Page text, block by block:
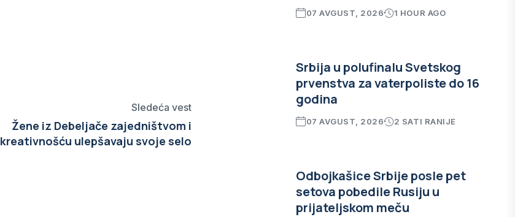
Sledeća vest
Žene iz Debeljače zajedništvom i
kreativnošću ulepšavaju svoje selo
07 AVGUST, 2026 1 HOUR AGO
Srbija u polufinalu Svetskog
prvenstva za vaterpoliste do 16
godina
07 AVGUST, 2026 2 SATI RANIJE
Odbojkašice Srbije posle pet
setova pobedile Rusiju u
prijateljskom meču